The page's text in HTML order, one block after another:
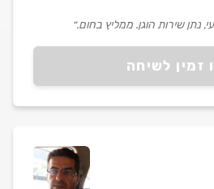
זמין לשיחה
נתן שירות הוגן. ממליץ בחום.״